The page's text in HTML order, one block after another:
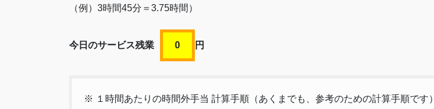
（例）3時間45分＝3.75時間）
今日のサービス残業 0 円
※ １時間あたりの時間外手当 計算手順（あくまでも、参考のための計算手順です）